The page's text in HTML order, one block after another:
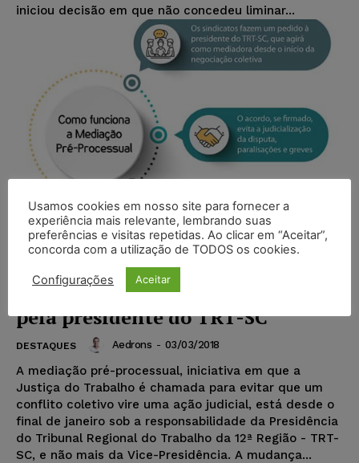
iniciou decisão em que não concedeu liminar...
Tentativa de fechar acordo antes
do processo passa a ser conduzida
pela presidente do TRT-SC
DESTAQUES Aedrons - 03/03/2018
A mediação pré-processual, iniciativa em que a
Justiça do Trabalho é chamada para evitar que um
conflito coletivo vire uma ação judicial, está desde o
final de janeiro sob a responsabilidade da Presidência
do Tribunal Regional do Trabalho da 12ª Região - TRT-
SC, e não mais da Vice-Presidência. A mudança...
Usamos cookies em nosso site para fornecer a
experiência mais relevante, lembrando suas
preferências e visitas repetidas. Ao clicar em “Aceitar”,
concorda com a utilização de TODOS os cookies.
Configurações Aceitar